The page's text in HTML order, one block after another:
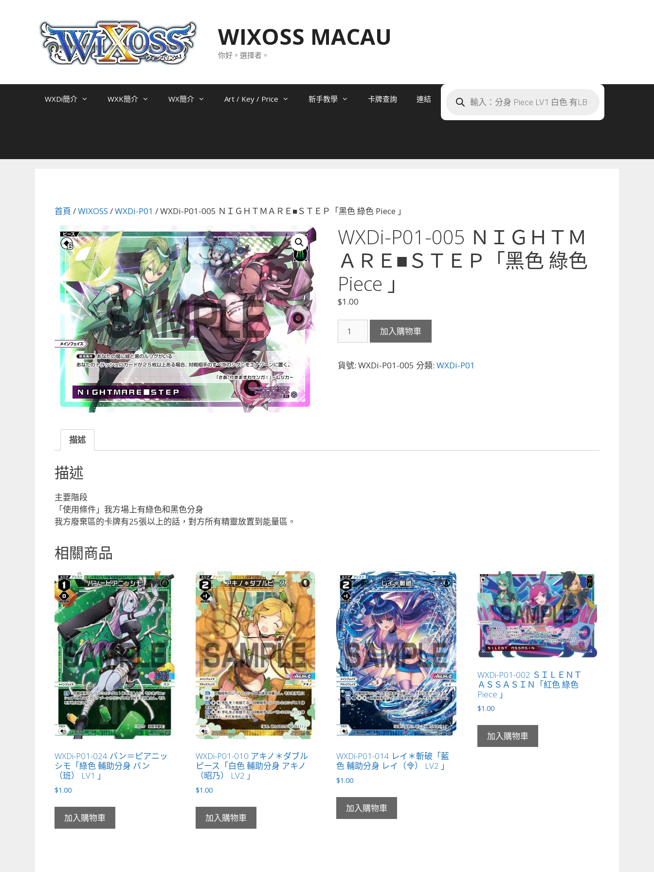
WIXOSS MACAU
你好。選擇者。
WXDi簡介 WXK簡介 WX簡介 Art / Key / Price 新手教學 卡牌查詢 連結 search
首頁 /WIXOSS /WXDi-P01 / WXDi-P01-005 ＮＩＧＨＴＭＡＲＥ■ＳＴＥＰ「黑色 綠色 Piece 」
WXDi-P01-005 ＮＩＧＨＴＭ
ＡＲＥ■ＳＴＥＰ「黑色 綠色
Piece 」
$1.00
P01-
Ｎ
Piece
」
數
量
加入購物車
貨號:WXDi-P01-005 分類:WXDi-P01
描述
描述
主要階段
「使用條件」我方場上有綠色和黑色分身
我方廢棄區的卡牌有25張以上的話，對方所有精靈放置到能量區。
相關商品
WXDi-P01-024 バン＝ピアニッ
シモ「綠色 輔助分身 バン
（班） LV1 」
$1.00
加入購物車
WXDi-P01-010 アキノ＊ダブル
ピース「白色 輔助分身 アキノ
（昭乃） LV2 」
$1.00
加入購物車
WXDi-P01-014 レイ＊斬破「藍
色 輔助分身 レイ（令） LV2 」
$1.00
加入購物車
WXDi-P01-002 ＳＩＬＥＮＴ
ＡＳＳＡＳＩＮ「紅色 綠色
Piece 」
$1.00
加入購物車